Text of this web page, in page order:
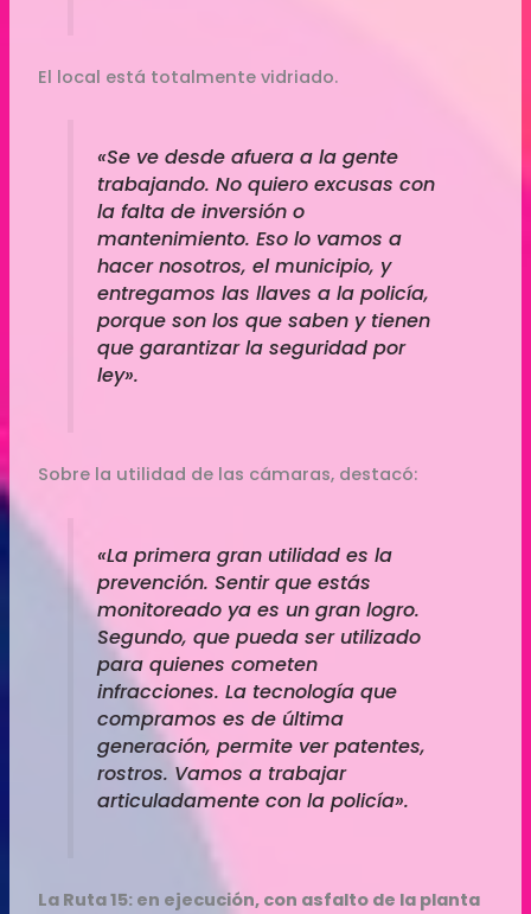
El local está totalmente vidriado.
«Se ve desde afuera a la gente
trabajando. No quiero excusas con
la falta de inversión o
mantenimiento. Eso lo vamos a
hacer nosotros, el municipio, y
entregamos las llaves a la policía,
porque son los que saben y tienen
que garantizar la seguridad por
ley».
Sobre la utilidad de las cámaras, destacó:
«La primera gran utilidad es la
prevención. Sentir que estás
monitoreado ya es un gran logro.
Segundo, que pueda ser utilizado
para quienes cometen
infracciones. La tecnología que
compramos es de última
generación, permite ver patentes,
rostros. Vamos a trabajar
articuladamente con la policía».
La Ruta 15: en ejecución, con asfalto de la planta